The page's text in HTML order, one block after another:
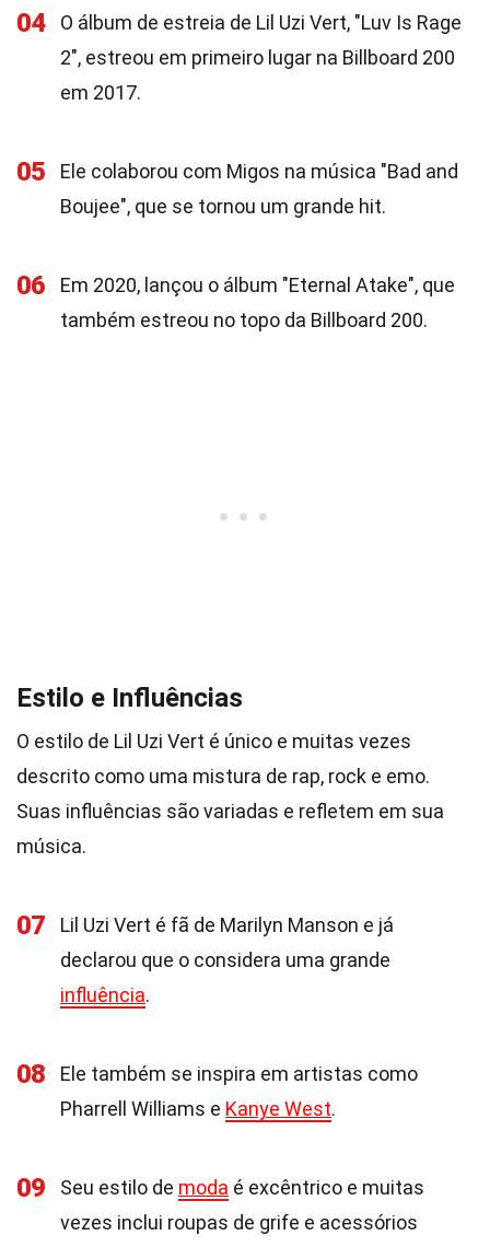
04
O álbum de estreia de Lil Uzi Vert, "Luv Is Rage
2", estreou em primeiro lugar na Billboard 200
em 2017.
05
Ele colaborou com Migos na música "Bad and
Boujee", que se tornou um grande hit.
06
Em 2020, lançou o álbum "Eternal Atake", que
também estreou no topo da Billboard 200.
Estilo e Influências
O estilo de Lil Uzi Vert é único e muitas vezes
descrito como uma mistura de rap, rock e emo.
Suas influências são variadas e refletem em sua
música.
07
Lil Uzi Vert é fã de Marilyn Manson e já
declarou que o considera uma grande
influência.
08
Ele também se inspira em artistas como
Pharrell Williams e Kanye West.
09 Seu estilo de moda é excêntrico e muitas
vezes inclui roupas de grife e acessórios